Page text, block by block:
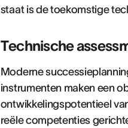
staat is de toekomstige
Technische
Moderne
instrumenten maken een
ontwikkelingspotentieel
reële competenties